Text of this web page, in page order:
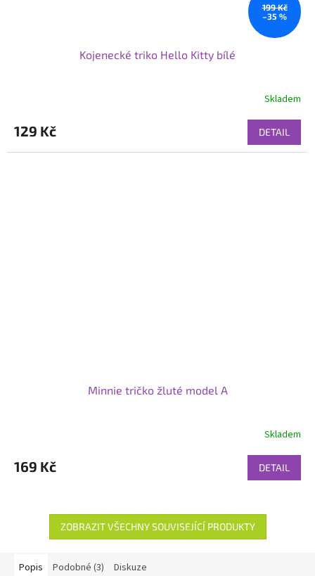
199 Kč
–35 %
Kojenecké triko Hello Kitty bílé
Skladem
129 Kč DETAIL
Minnie tričko žluté model A
Skladem
169 Kč DETAIL
ZOBRAZIT VŠECHNY SOUVISEJÍCÍ PRODUKTY
Popis Podobné (3) Diskuze